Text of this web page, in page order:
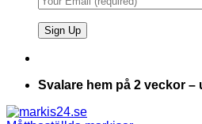
Svalare hem på 2 veckor